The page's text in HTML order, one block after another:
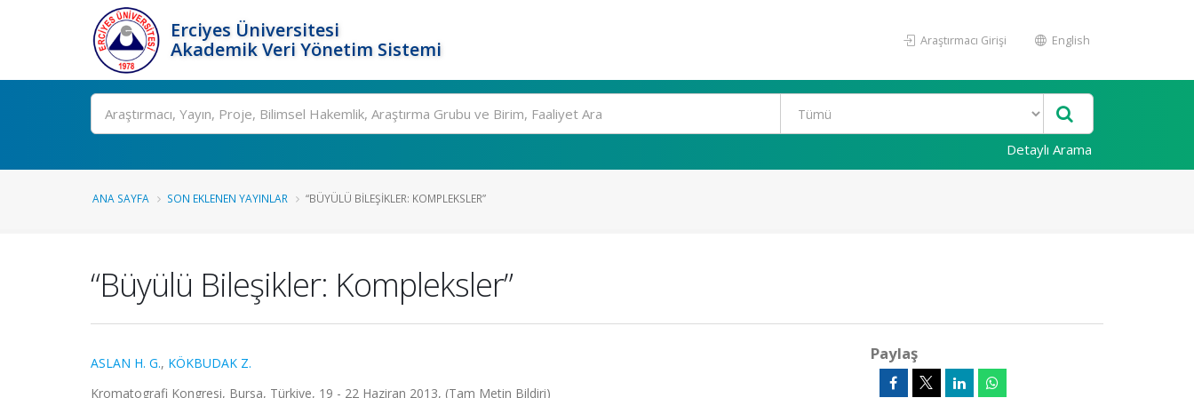
Erciyes Üniversitesi
Akademik Veri Yönetim Sistemi
Araştırmacı Girişi English
Ara
Detaylı Arama
ANA SAYFA SON EKLENEN YAYINLAR “BÜYÜLÜ BILEŞIKLER: KOMPLEKSLER”
“Büyülü Bileşikler: Kompleksler”
ASLAN H. G., KÖKBUDAK Z.
Kromatografi Kongresi, Bursa, Türkiye, 19 - 22 Haziran 2013, (Tam Metin Bildiri)
Paylaş